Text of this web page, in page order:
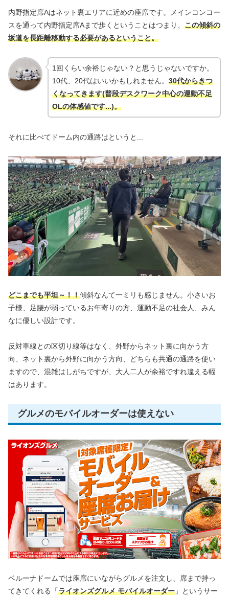
内野指定席Aはネット裏エリアに近めの座席です。メインコンコー
スを通って内野指定席Aまで歩くということはつまり、 この傾斜の
坂道を長距離移動する必要があるということ。
1回くらい余裕じゃない？と思うじゃないですか。
10代、20代はいいかもしれません。 30代からきつ
くなってきます(普段デスクワーク中心の運動不足
OLの体感値です...)。
それに比べてドーム内の通路はというと...
どこまでも平坦～！！傾斜なんて一ミリも感じません。小さいお
子様、足腰が弱っているお年寄りの方、運動不足の社会人、みん
なに優しい設計です。
反対車線との区切り線等はなく、外野からネット裏に向かう方
向、ネット裏から外野に向かう方向、どちらも共通の通路を使い
ますので、混雑はしがちですが、大人二人が余裕ですれ違える幅
はあります。
グルメのモバイルオーダーは使えない
ベルーナドームでは座席にいながらグルメを注文し、席まで持っ
てきてくれる「ライオンズグルメ モバイルオーダー 」というサー